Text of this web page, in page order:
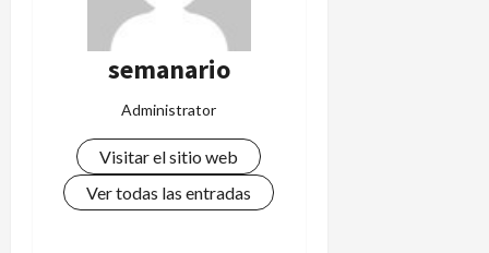
semanario
Administrator
Visitar el sitio web
Ver todas las entradas